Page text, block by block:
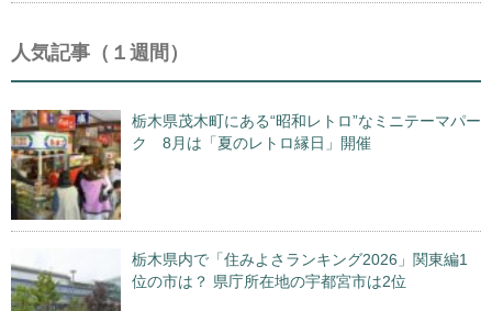
人気記事（１週間）
栃木県茂木町にある“昭和レトロ”なミニテーマパー
ク 8月は「夏のレトロ縁日」開催
栃木県内で「住みよさランキング2026」関東編1
位の市は？ 県庁所在地の宇都宮市は2位